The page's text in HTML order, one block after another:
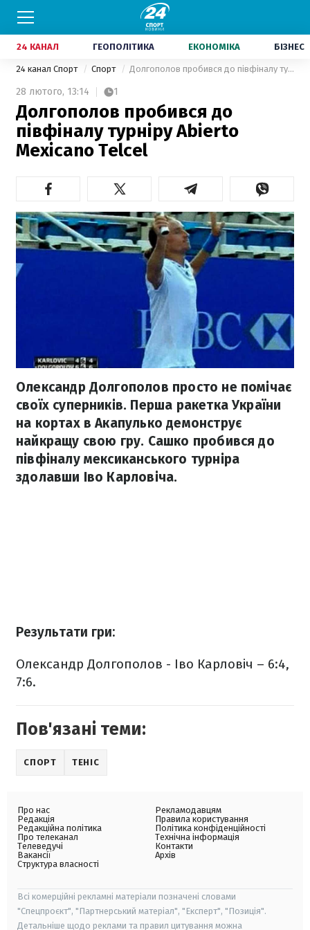
24 КАНАЛ ГЕОПОЛІТИКА ЕКОНОМІКА БІЗНЕС
24 канал Спорт Спорт Долгополов пробився до півфіналу турніру Abierto Mexicano Telcel
28 лютого, 13:14 1
Долгополов пробився до
півфіналу турніру Abierto
Mexicano Telcel
Олександр Долгополов просто не помічає
своїх суперників. Перша ракетка України
на кортах в Акапулько демонструє
найкращу свою гру. Сашко пробився до
півфіналу мексиканського турніра
здолавши Іво Карловіча.
Результати гри:
Олександр Долгополов - Іво Карловіч – 6:4,
7:6.
Пов'язані теми:
СПОРТ ТЕНІС
Про нас
Редакція
Редакційна політика
Про телеканал
Телеведучі
Вакансії
Структура власності
Рекламодавцям
Правила користування
Політика конфіденційності
Технічна інформація
Контакти
Архів
Всі комерційні рекламні матеріали позначені словами
"Спецпроєкт", "Партнерський матеріал", "Експерт", "Позиція".
Детальніше щодо реклами та правил цитування можна